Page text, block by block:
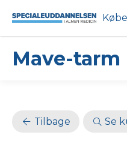
Mave-tarm
Tilbage Se